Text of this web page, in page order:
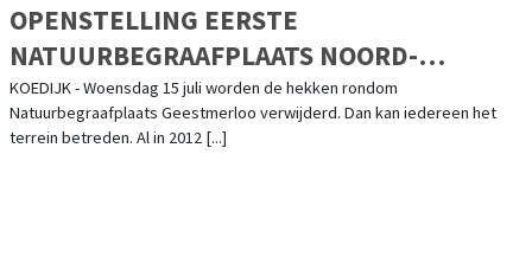
OPENSTELLING EERSTE
NATUURBEGRAAFPLAATS NOORD-
HOLLAND
KOEDIJK - Woensdag 15 juli worden de hekken rondom
Natuurbegraafplaats Geestmerloo verwijderd. Dan kan iedereen het
terrein betreden. Al in 2012 [...]